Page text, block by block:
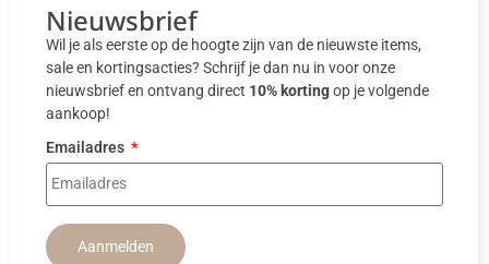
Nieuwsbrief
Wil je als eerste op de hoogte zijn van de nieuwste items,
sale en kortingsacties? Schrijf je dan nu in voor onze
nieuwsbrief en ontvang direct 10% kortingop je volgende
aankoop!
Emailadres
Aanmelden